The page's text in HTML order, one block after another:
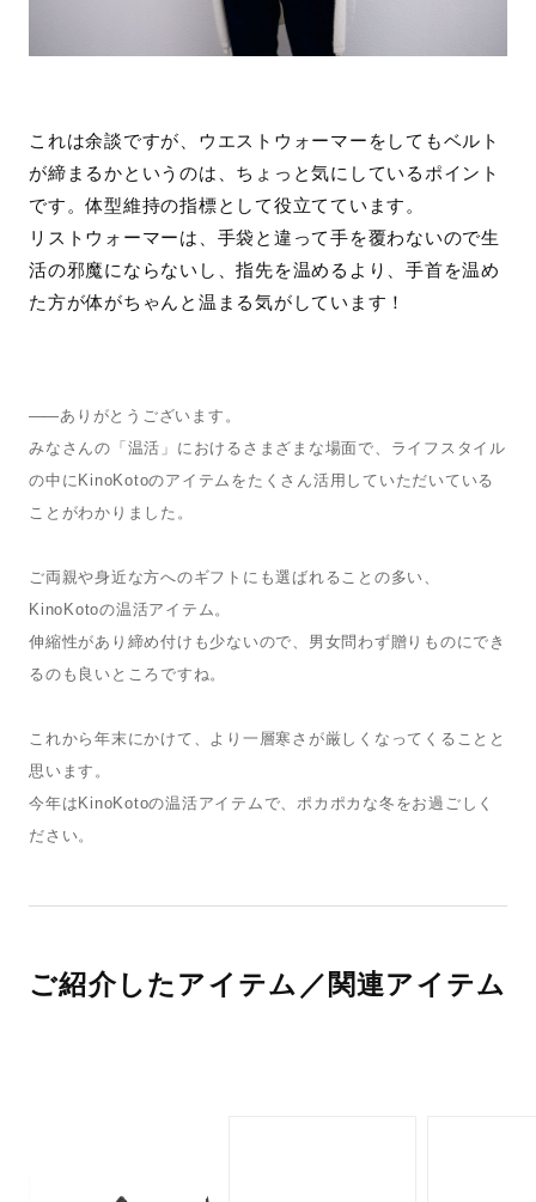
これは余談ですが、ウエストウォーマーをしてもベルト
が締まるかというのは、ちょっと気にしているポイント
です。体型維持の指標として役立てています。
リストウォーマーは、手袋と違って手を覆わないので生
活の邪魔にならないし、指先を温めるより、手首を温め
た方が体がちゃんと温まる気がしています！
—— ありがとうございます。
みなさんの「温活」におけるさまざまな場面で、ライフスタイル
の中にKinoKotoのアイテムをたくさん活用していただいている
ことがわかりました。
ご両親や身近な方へのギフトにも選ばれることの多い、
KinoKotoの温活アイテム。
伸縮性があり締め付けも少ないので、男女問わず贈りものにでき
るのも良いところですね。
これから年末にかけて、より一層寒さが厳しくなってくることと
思います。
今年はKinoKotoの温活アイテムで、ポカポカな冬をお過ごしく
ださい。
ご紹介したアイテム／関連アイテム